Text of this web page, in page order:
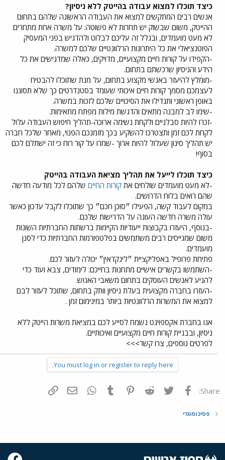
כיצד תוכלו למצוא עבודה בהייטק ללא ניסיון?
אנשים רבים המתקשים למצוא את העבודה הראשונה שלהם בתחום
ההייטק, משום שבשוק יש תחרות לא פשוטה: על משרה אחת מתחרים
לא מעט מועמדים, ובגלל זה עליכם לבלוט ולהדגיש בפני המעסיק
הפוטנציאלי את כל היתרונות הרלוונטיים שלכם למשרה.
-הקפידו על קורות חיים מקצועיים, מדויקים, כאלה שמדגישים את כל
הידע והניסיון שרכשתם בתחום.
-מומלץ להיעזר באנשי מקצוע בתחום, על מנת שתוכלו להבטיח
לעצמכם מסמך קורות חיים איכותי שעומד בסטנדרטים כך שלא תסוננו
באופן ראשוני ותגדילו את הסיכויים שלכם לזכות במשרה.
-שימו לב למבנה מתאים והדגשת מילות מפתח מתאימות.
-זכרו להיות סבלניים ולקחת נשימה ארוכה-תהליך חיפוש העבודה עלול
לקחת לכם זמן ותצטרכו להשקיע בכך מזמנכם הפנוי, מאחר שלכל חברה
יש תהליך סינון שעלול להיות ארוך -שמרו על קור רוח כי זה ישתלם לכם
בסוף!
כיצד תוכלו לייעל את תהליך מציאת העבודה בהייטק
-לא מעט מועמדים שולחים את קורות החיים שלהם לכל מודעה חדשה
שהם רואים בלוח הדרושים.
במקום לעבוד קשה, הפעילו ״סוכן חכם״ כך שתוכלו לקבל עדכון כאשר
עולה משרה חדשה העונה על הדרישות שלכם.
-בנוסף, היעזרו בקבוצות ייעודיות הקיימות ברשתות החברתיות השונות
משום שמגייסים רבים משתמשים בפלטפורמות החברתיות כדי לסנן
מועמדים.
פתיחת פרופיל באפליקציית ״לינקדאין״ יכולה לעזור לכם.
-השתמשו בקשרים אישיים מתחנות בחייכם: לימודים, צבא ועוד כדי
להגיע לאנשים העוסקים בתחום משאבי האנוש.
-העזרו בחברה מקצועית בעלת ניסיון וותק בתחום, שתוכל לעזור לבם
למצוא את המשרות הרלוונטיות ביותר במינימום זמן .
אנו בחברת אקספוינט נשמח לסייע לכם במציאת משרות הייטק ללא
ניסיון, ובבניית קורות חיים מקצועיים ואיכותיים.
לפרטים נוספים, צרו קשר>>>
You must log in or register to reply here.
Share: פייסבוק Twitter
Reddit
Pinterest
Tumblr
WhatsAppדואר אלקטרוני
פסיכומטרי